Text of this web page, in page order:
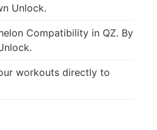
Unlock.
Compatibility in QZ. By
workouts directly to